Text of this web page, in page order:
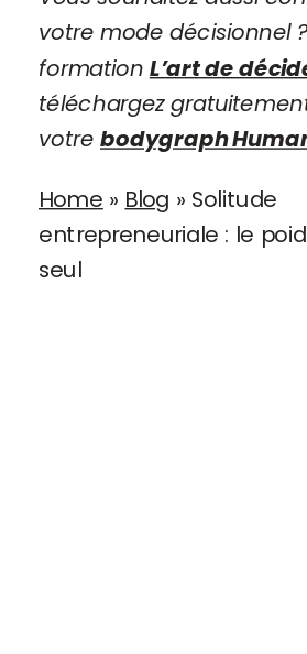
votre mode décisionnel
formation L’art de
téléchargez
votre bodygraph
Home » Blog » Solitude
entrepreneuriale : le
seul